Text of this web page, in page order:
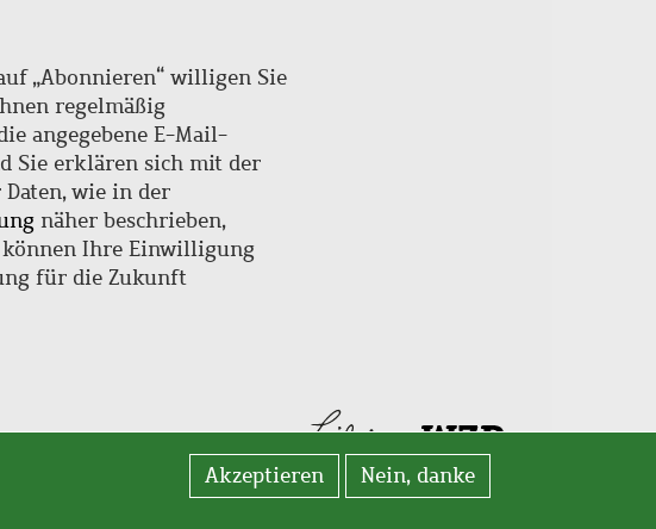
„Abonnieren“ willigen Sie
regelmäßig
angegebene E-Mail-
Sie erklären sich mit der
wie in der
näher beschrieben,
können Ihre Einwilligung
für die Zukunft
Akzeptieren Nein, danke